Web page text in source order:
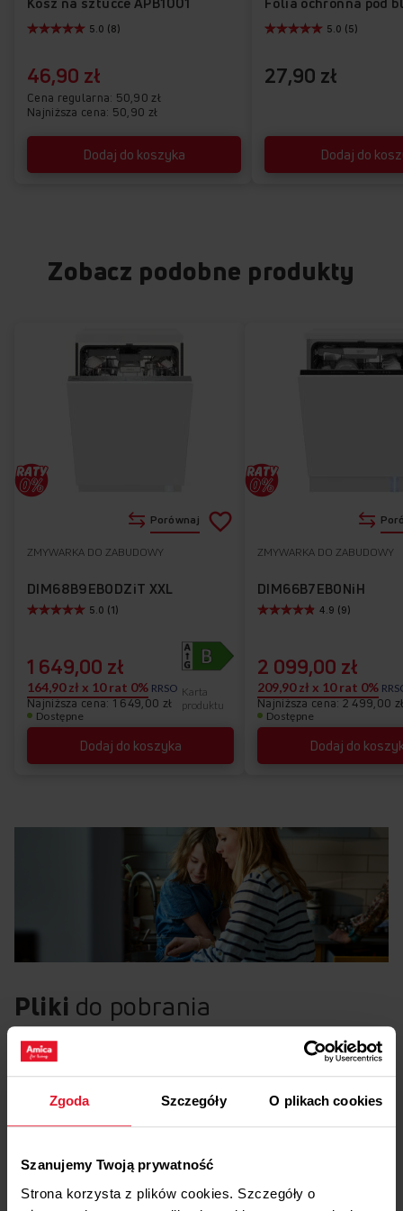
Zgoda Szczegóły O plikach cookies
Szanujemy Twoją prywatność
Strona korzysta z plików cookies. Szczegóły o
46,90 zł
Cena regularna 50,90 zł
Najniższa cena: 50,90 zł
Dodaj do koszyka
5.0 (8)
27,90 zł
Dodaj do
5.0 (5)
Zobacz podobne produkty
Najniższa cena: 1 649,00 zł
Dostępne
ZMYWARKA DO ZABUDOWY
DIM68B9EBODZiT XXL
Dodaj do koszyka
5.0 (1)
Karta
produktu
1 649,00 zł
164,90 zł x 10 rat 0% RRSO
Porównaj Dodaj
ulubionych
Najniższa cena: 2 499,00
Dostępne
ZMYWARKA DO ZABUDOWY
DIM66B7EBONiH
Dodaj do
4.9 (9)
2 099,00 zł
209,90 zł x 10 rat 0%
Pliki do pobrania
Etykieta energetyczna
Etykieta energetyczna Pobierz
Karta produktu